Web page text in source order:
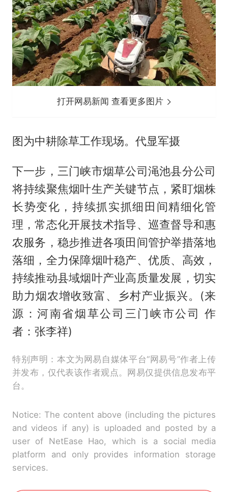
打开网易新闻 查看更多图片
图为中耕除草工作现场。代显军摄
下一步，三门峡市烟草公司渑池县分公司
将持续聚焦烟叶生产关键节点，紧盯烟株
长势变化，持续抓实抓细田间精细化管
理，常态化开展技术指导、巡查督导和惠
农服务，稳步推进各项田间管护举措落地
落细，全力保障烟叶稳产、优质、高效，
持续推动县域烟叶产业高质量发展，切实
助力烟农增收致富、乡村产业振兴。(来
源：河南省烟草公司三门峡市公司 作
者：张李祥)
特别声明：本文为网易自媒体平台“网易号”作者上传
并发布，仅代表该作者观点。网易仅提供信息发布平
台。
Notice: The content above (including the pictures
and videos if any) is uploaded and posted by a
user of NetEase Hao, which is a social media
platform and only provides information storage
services.